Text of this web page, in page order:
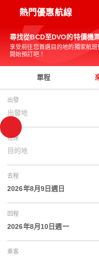
熱門優惠航線
尋找從BCD至DVO的特價機
享受前往您首選目的地的獨家航
開始預訂吧！
單程
出發
出發地
抵達
目的地
去程
2026年8月9日週日
回程
2026年8月10日週一
乘客